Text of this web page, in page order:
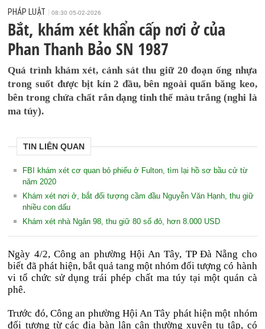
PHÁP LUẬT 08:30 05-02-2026
Bắt, khám xét khẩn cấp nơi ở của
Phan Thanh Bảo SN 1987
Quá trình khám xét, cảnh sát thu giữ 20 đoạn ống nhựa
trong suốt được bịt kín 2 đầu, bên ngoài quấn băng keo,
bên trong chứa chất rắn dạng tinh thể màu trắng (nghi là
ma túy).
TIN LIÊN QUAN
FBI khám xét cơ quan bỏ phiếu ở Fulton, tìm lại hồ sơ bầu cử từ
năm 2020
Khám xét nơi ở, bắt đối tượng cầm đầu Nguyễn Văn Hạnh, thu giữ
nhiều con dấu
Khám xét nhà Ngân 98, thu giữ 80 sổ đỏ, hơn 8.000 USD
Ngày 4/2, Công an phường Hội An Tây, TP Đà Nẵng cho
biết đã phát hiện, bắt quả tang một nhóm đối tượng có hành
vi tổ chức sử dụng trái phép chất ma túy tại một quán cà
phê.
Trước đó, Công an phường Hội An Tây phát hiện một nhóm
đối tượng từ các địa bàn lân cận thường xuyên tụ tập, có